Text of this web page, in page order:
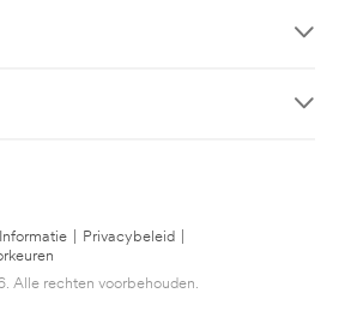
Privacybeleid
Alle rechten voorbehouden.